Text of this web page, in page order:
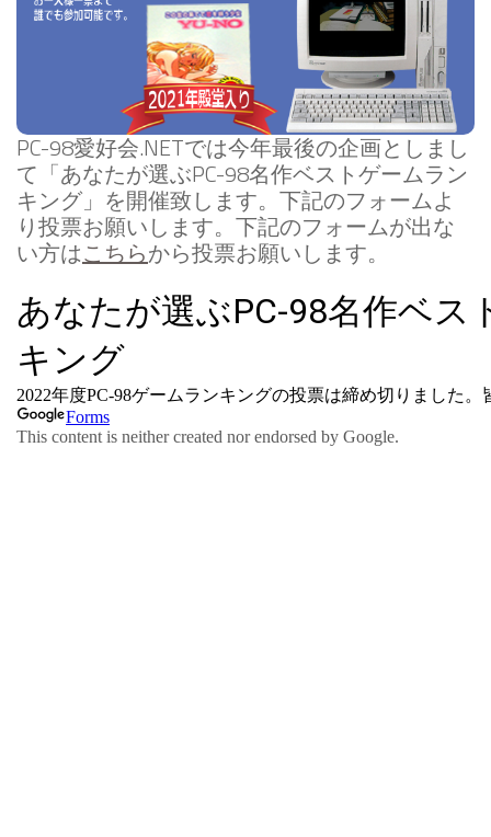
PC-98愛好会.NETでは今年最後の企画としまし
て「あなたが選ぶPC-98名作ベストゲームラン
キング」を開催致します。下記のフォームよ
り投票お願いします。下記のフォームが出な
い方はこちらから投票お願いします。